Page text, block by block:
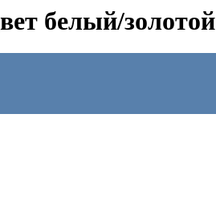
белый/золотой